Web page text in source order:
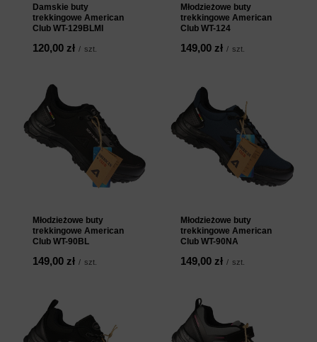
Damskie buty
trekkingowe American
Club WT-129BLMI
120,00 zł / szt.
Młodzieżowe buty
trekkingowe American
Club WT-124
149,00 zł / szt.
Młodzieżowe buty
trekkingowe American
Club WT-90BL
149,00 zł / szt.
Młodzieżowe buty
trekkingowe American
Club WT-90NA
149,00 zł / szt.